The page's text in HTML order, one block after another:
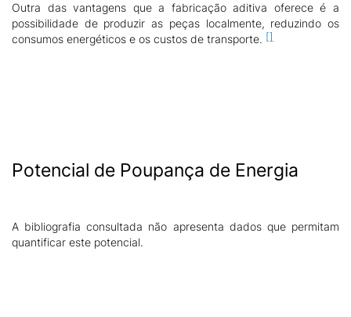
Outra das vantagens que a fabricação aditiva oferece é a
possibilidade de produzir as peças localmente, reduzindo os
consumos energéticos e os custos de transporte.
Potencial de Poupança de Energia
A bibliografia consultada não apresenta dados que permitam
quantificar este potencial.